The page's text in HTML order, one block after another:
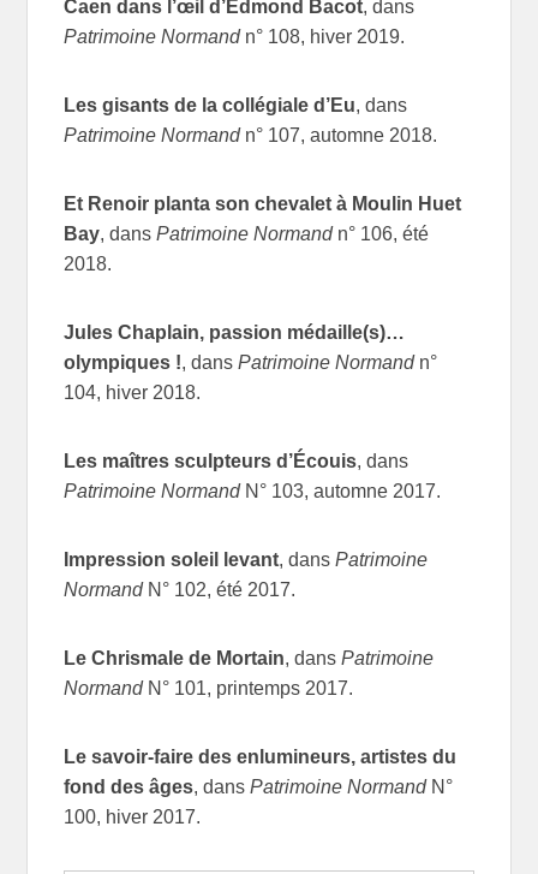
Caen dans l’œil d’Edmond Bacot, dans
Patrimoine Normandn° 108, hiver 2019.
Les gisants de la collégiale d’Eu, dans
Patrimoine Normandn° 107, automne 2018.
Et Renoir planta son chevalet à Moulin Huet
Bay, dansPatrimoine Normandn° 106, été
2018.
Jules Chaplain, passion médaille(s)…
olympiques !, dansPatrimoine Normandn°
104, hiver 2018.
Les maîtres sculpteurs d’Écouis, dans
Patrimoine NormandN° 103, automne 2017.
Impression soleil levant, dansPatrimoine
NormandN° 102, été 2017.
Le Chrismale de Mortain, dansPatrimoine
NormandN° 101, printemps 2017.
Le savoir-faire des enlumineurs, artistes du
fond des âges, dansPatrimoine NormandN°
100, hiver 2017.